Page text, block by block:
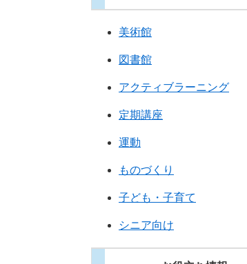
美術館
図書館
アクティブラーニング
定期講座
運動
ものづくり
子ども・子育て
シニア向け